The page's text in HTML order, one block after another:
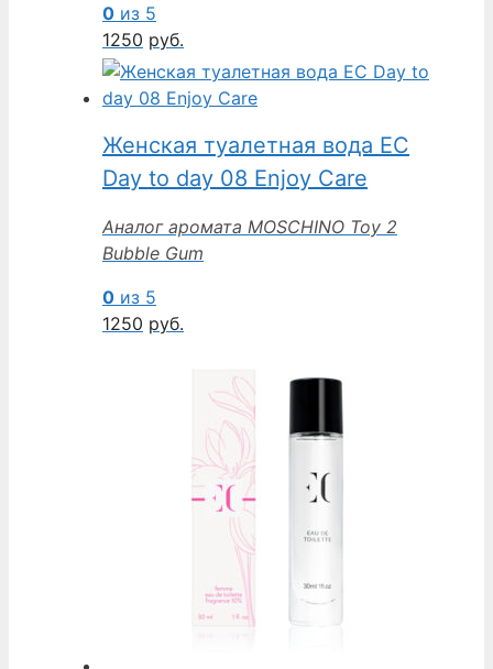
0 из 5
1250 руб.
Женская туалетная вода EC
Day to day 08 Enjoy Care
Аналог аромата MOSCHINO Toy 2
Bubble Gum
0 из 5
1250 руб.